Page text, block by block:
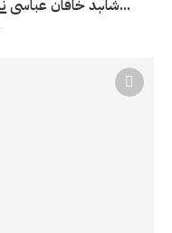
شاہد خاقان عباسی نے ’ عوام پاکستان پارٹی ‘ کی بنیاد رکھ...